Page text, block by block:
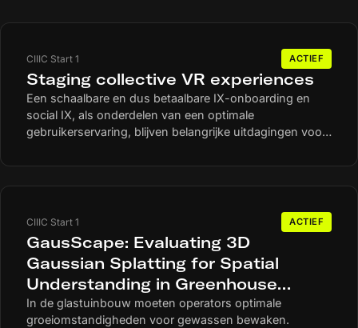
CIIIC Start 1 ACTIEF
Staging collective VR experiences
Een schaalbare en dus betaalbare IX-onboarding en
social IX, als onderdelen van een optimale
gebruikerservaring, blijven belangrijke uitdagingen voor
effectiever onboarden zodat meer bezoekers een IX
Dat gaat de Hogeschool van Amsterdam onderzoeken
ontwikkelaar.
CIIIC Start 1 ACTIEF
GausScape: Evaluating 3D
Gaussian Splatting for Spatial
Understanding in Greenhouse
Environments
In de glastuinbouw moeten operators optimale
groeiomstandigheden voor gewassen bewaken.